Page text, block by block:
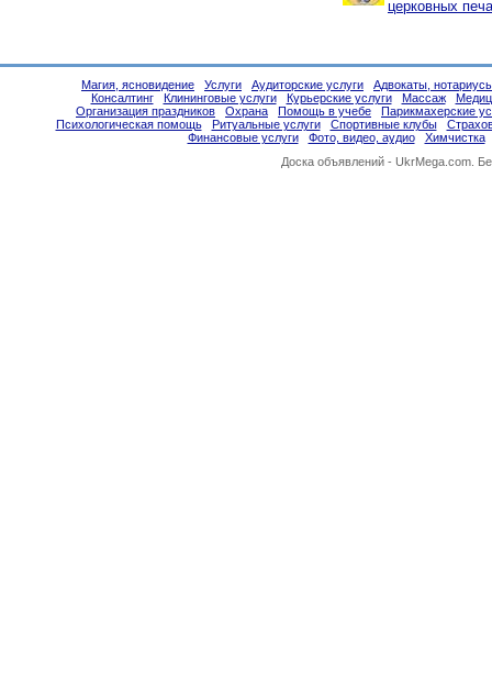
церковных
Магия, ясновидение Услуги Аудиторские услуги
Адвокаты,
Консалтинг
Клининговые услуги Курьерские услуги Массаж
Организация праздников
Охрана Помощь в учебе
Парикмахерские
Психологическая помощь
Ритуальные услуги Спортивные клубы
Финансовые услуги
Фото, видео, аудио
Химчистка
Доска объявлений - UkrMega.com.